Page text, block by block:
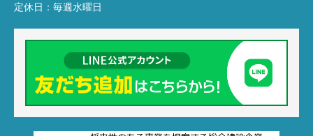
定休日： 毎週水曜日